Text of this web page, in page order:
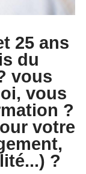
25 ans
du
vous
vous
?
votre
?